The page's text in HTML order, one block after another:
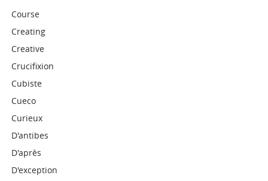
Course
Creating
Creative
Crucifixion
Cubiste
Cueco
Curieux
D'antibes
D'après
D'exception